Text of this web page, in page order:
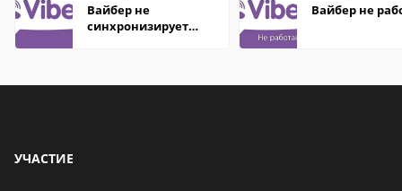
Вайбер не
синхронизирует
Вайбер не
УЧАСТИЕ